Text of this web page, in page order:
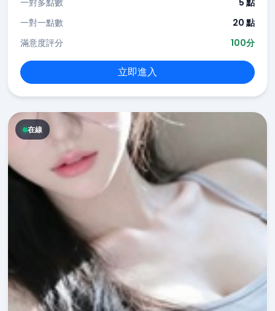
一對多點數
5 點
一對一點數
20 點
滿意度評分
100分
立即進入
在線